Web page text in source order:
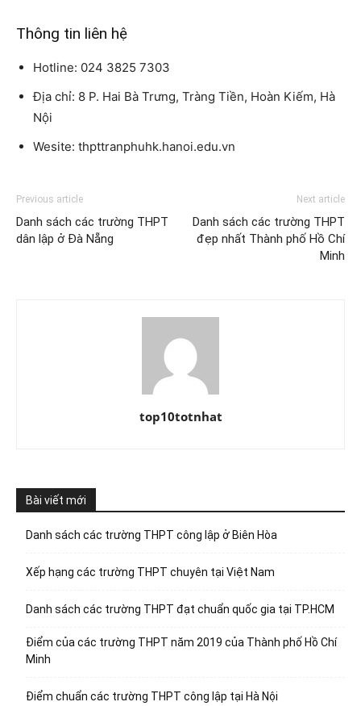
Thông tin liên hệ
Hotline: 024 3825 7303
Địa chỉ: 8 P. Hai Bà Trưng, Tràng Tiền, Hoàn Kiếm, Hà
Nội
Wesite: thpttranphuhk.hanoi.edu.vn
Previous article
Danh sách các trường THPT
dân lập ở Đà Nẵng
Next article
Danh sách các trường THPT
đẹp nhất Thành phố Hồ Chí
Minh
top10totnhat
Bài viết mới
Danh sách các trường THPT công lập ở Biên Hòa
Xếp hạng các trường THPT chuyên tại Việt Nam
Danh sách các trường THPT đạt chuẩn quốc gia tại TP.HCM
Điểm của các trường THPT năm 2019 của Thành phố Hồ Chí
Minh
Điểm chuẩn các trường THPT công lập tại Hà Nội